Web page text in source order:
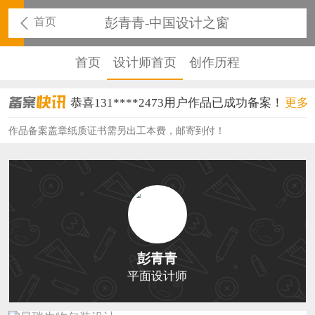
首页 彭青青-中国设计之窗
首页 设计师首页 创作历程
恭喜131****2473用户作品已成功备案！
恭喜159****4201用户作品已成功备案！
恭喜133****6466用户作品已成功备案！
恭喜131****1475用户作品已成功备案！
恭喜133****8874用户作品已成功备案！
恭喜138****8638用户作品已成功备案！
恭喜133****9020用户作品已成功备案！
恭喜136****9807用户作品已成功备案！
更多
作品备案盖章纸质证书需另出工本费，邮寄到付！
彭青青
平面设计师